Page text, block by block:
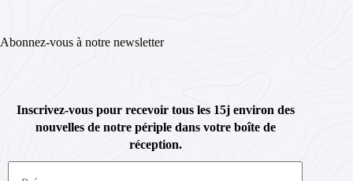
Abonnez-vous à notre newsletter
Inscrivez-vous pour recevoir tous les 15j environ des
nouvelles de notre périple dans votre boîte de
réception.